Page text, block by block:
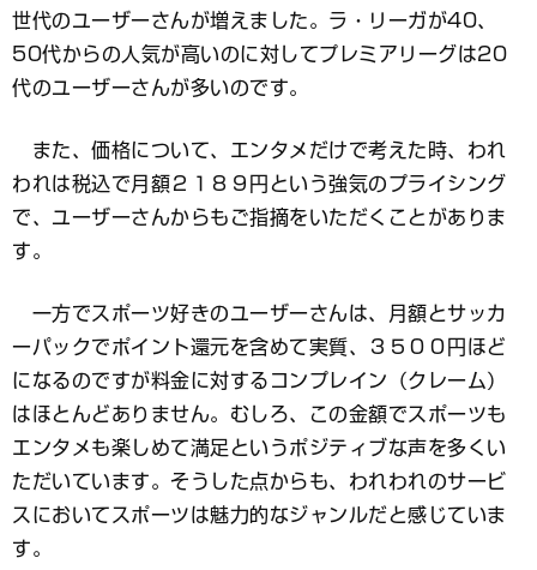
世代のユーザーさんが増えました。ラ・リーガが40、
50代からの人気が高いのに対してプレミアリーグは20
代のユーザーさんが多いのです。
また、価格について、エンタメだけで考えた時、われ
われは税込で月額２１８９円という強気のプライシング
で、ユーザーさんからもご指摘をいただくことがありま
す。
一方でスポーツ好きのユーザーさんは、月額とサッカ
ーパックでポイント還元を含めて実質、３５００円ほど
になるのですが料金に対するコンプレイン（クレーム）
はほとんどありません。むしろ、この金額でスポーツも
エンタメも楽しめて満足というポジティブな声を多くい
ただいています。そうした点からも、われわれのサービ
スにおいてスポーツは魅力的なジャンルだと感じていま
す。